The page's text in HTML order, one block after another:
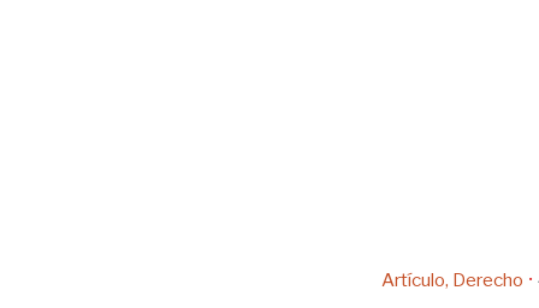
Artículo Derecho